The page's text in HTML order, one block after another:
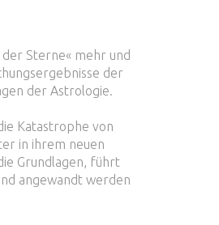
Sterne« mehr und
der
der Astrologie.
Katastrophe von
in ihrem neuen
Grundlagen, führt
angewandt werden